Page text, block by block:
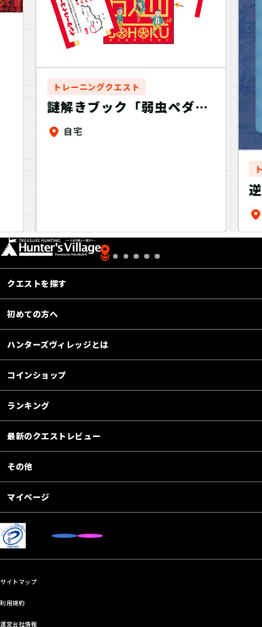
トレーニングクエスト
謎解きブック「弱虫ペダル
～Victory Road～」総北
自宅
クエストを探す
初めての方へ
ハンターズヴィレッジとは
コインショップ
ランキング
最新のクエストレビュー
その他
マイページ
サイトマップ
利用規約
運営会社情報